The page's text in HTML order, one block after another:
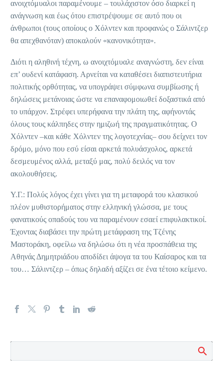
ανοιχτόμυαλοι παραμένουμε – τουλάχιστον όσο διαρκεί η
ανάγνωση και έως ότου επιστρέψουμε σε αυτό που οι
άνθρωποι (τους οποίους ο Χόλντεν και προφανώς ο Σάλιντζερ
θα απεχθανόταν) αποκαλούν «κανονικότητα».
Διότι η αληθινή τέχνη, ω ανοιχτόμυαλε αναγνώστη, δεν είναι
επ’ ουδενί κατάφαση. Αρνείται να καταθέσει διαπιστευτήρια
πολιτικής ορθότητας, να υπογράψει σύμφωνα συμβίωσης ή
δηλώσεις μετάνοιας ώστε να επαναφομοιωθεί δοξαστικά από
το υπάρχον. Στρέφει υπερήφανα την πλάτη της, αφήνοντάς
όλους τους κάλπηδες στην ημιζωή της πραγματικότητας. Ο
Χόλντεν –και κάθε Χόλντεν της λογοτεχνίας– σου δείχνει τον
δρόμο, μόνο που εσύ είσαι αρκετά πολυάσχολος, αρκετά
δεσμευμένος αλλά, μεταξύ μας, πολύ δειλός να τον
ακολουθήσεις.
Υ.Γ.: Πολύς λόγος έχει γίνει για τη μεταφορά του κλασικού
πλέον μυθιστορήματος στην ελληνική γλώσσα, με τους
φανατικούς οπαδούς του να παραμένουν εσαεί επιφυλακτικοί.
Έχοντας διαβάσει την πρώτη μετάφραση της Τζένης
Μαστοράκη, οφείλω να δηλώσω ότι η νέα προσπάθεια της
Αθηνάς Δημητριάδου αποδίδει άψογα τα του Καίσαρος και τα
του… Σάλιντζερ – όπως δηλαδή αξίζει σε ένα τέτοιο κείμενο.